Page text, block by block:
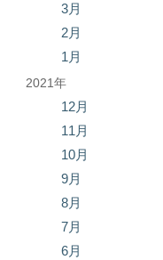
3月
2月
1月
2021年
12月
11月
10月
9月
8月
7月
6月